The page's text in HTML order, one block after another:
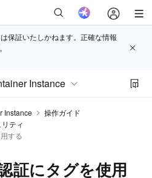
保証いたしかねます。正確な情報
Instance
Instance
操作ガイド
ティ
する
証にタグを使用